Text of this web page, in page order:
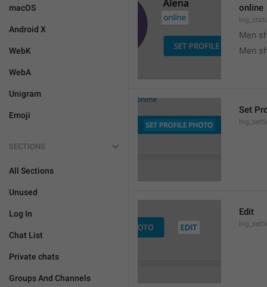
macOS
Android X
WebK
WebA
Unigram
Emoji
SECTIONS
All Sections
Unused
Log In
Chat List
Private chats
Groups And Channels
online
Men
Men
Set
Edit